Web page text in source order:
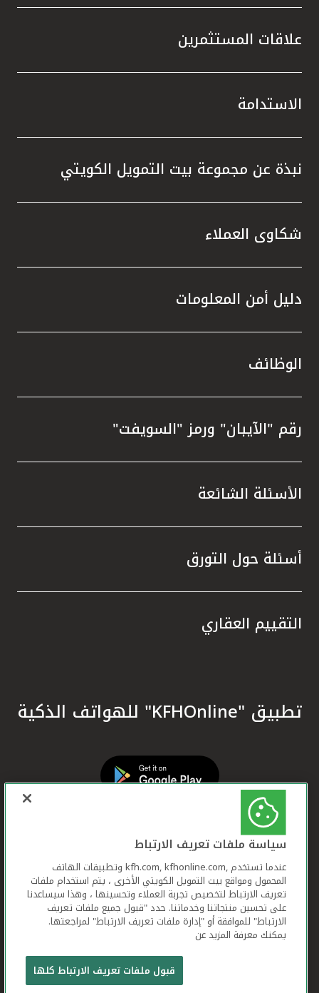
علاقات المستثمرين
الاستدامة
نبذة عن مجموعة بيت التمويل الكويتي
شكاوى العملاء
دليل أمن المعلومات
الوظائف
رقم "الآيبان" ورمز "السويفت"
الأسئلة الشائعة
أسئلة حول التورق
التقييم العقاري
تطبيق "KFHOnline" للهواتف الذكية
بيت التمويل الكويتي جميع الحقوق محفوظة © 2026
سياسة ملفات تعريف الارتباط
عندما تستخدم ,kfh.com, kfhonline.com وتطبيقات الهاتف
المحمول ومواقع بيت التمويل الكويتي الأخرى ، يتم استخدام ملفات
تعريف الارتباط لتخصيص تجربة العملاء وتحسينها ، وهذا سيساعدنا
على تحسين منتجاتنا وخدماتنا. حدد "قبول جميع ملفات تعريف
الارتباط" للموافقة أو "إدارة ملفات تعريف الارتباط" لمراجعتها.
يمكنك معرفة المزيد عن
قبول ملفات تعريف الارتباط كلها